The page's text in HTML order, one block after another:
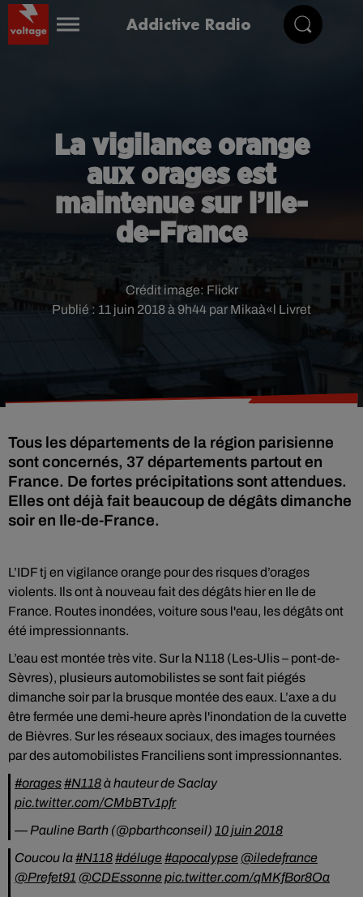
Addictive Radio
La vigilance orange
aux orages est
maintenue sur l’Ile-
de-France
Publié : 11 juin 2018 à 9h44 par Mikaà«l Livret
Crédit image: Flickr
Tous les départements de la région parisienne
sont concernés, 37 départements partout en
France. De fortes précipitations sont attendues.
Elles ont déjà fait beaucoup de dégâts dimanche
soir en Ile-de-France.
L’IDF tj en vigilance orange pour des risques d’orages
violents. Ils ont à nouveau fait des dégâts hier en Ile de
France. Routes inondées, voiture sous l'eau, les dégâts ont
été impressionnants.
L’eau est montée très vite. Sur la N118 (Les-Ulis – pont-de-
Sèvres), plusieurs automobilistes se sont fait piégés
dimanche soir par la brusque montée des eaux. L’axe a du
être fermée une demi-heure après l'inondation de la cuvette
de Bièvres. Sur les réseaux sociaux, des images tournées
par des automobilistes Franciliens sont impressionnantes.
#orages#N118à hauteur de Saclay
pic.twitter.com/CMbBTv1pfr
— Pauline Barth (@pbarthconseil) 10 juin 2018
Coucou la#N118#déluge#apocalypse @iledefrance
@Prefet91 @CDEssonnepic.twitter.com/qMKfBor8Oa